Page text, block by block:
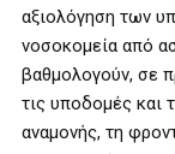
αξιολόγηση των
νοσοκομεία από
βαθμολογούν, σε
τις υποδομές και
αναμονής, τη